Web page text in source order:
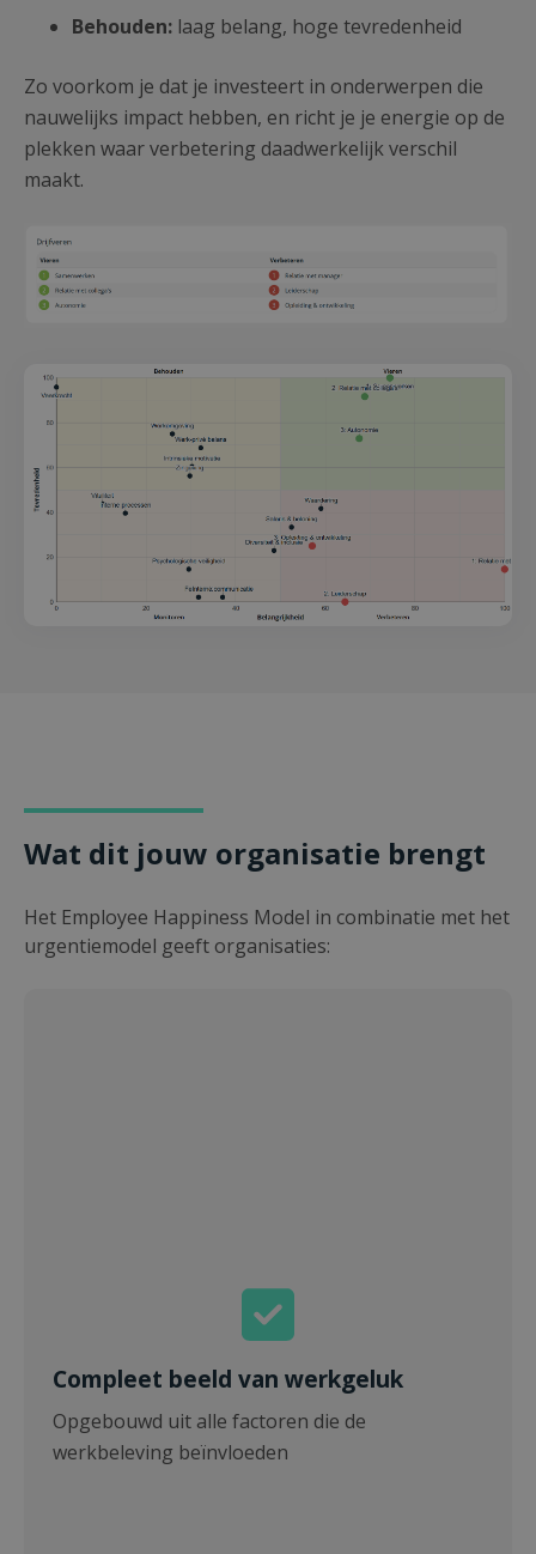
Behouden: laag belang, hoge tevredenheid
Zo voorkom je dat je investeert in onderwerpen die
nauwelijks impact hebben, en richt je je energie op de
plekken waar verbetering daadwerkelijk verschil
maakt.
Wat dit jouw organisatie brengt
Het Employee Happiness Model in combinatie met het
urgentiemodel geeft organisaties:
Compleet beeld van werkgeluk
Opgebouwd uit alle factoren die de
werkbeleving beïnvloeden